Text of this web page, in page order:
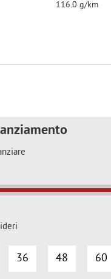
116.0 g/km
36 48 60
miglioramento